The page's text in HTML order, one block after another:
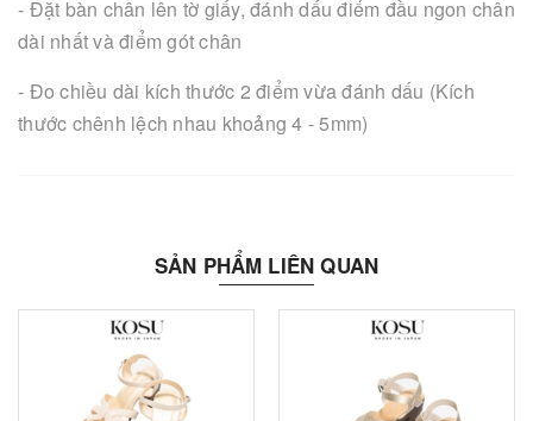
- Đặt bàn chân lên tờ giấy, đánh dấu điểm đầu ngon chân
dài nhất và điểm gót chân
- Đo chiều dài kích thước 2 điểm vừa đánh dấu (Kích
thước chênh lệch nhau khoảng 4 - 5mm)
SẢN PHẨM LIÊN QUAN